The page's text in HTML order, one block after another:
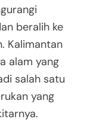
beralih ke
Kalimantan
alam yang
salah satu
yang